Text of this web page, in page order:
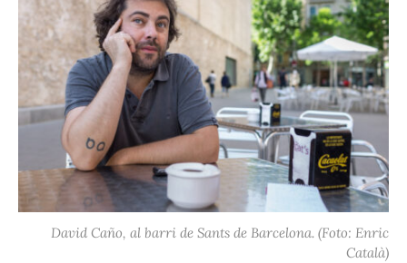
David Caño, al barri de Sants de Barcelona. (Foto: Enric
Català)